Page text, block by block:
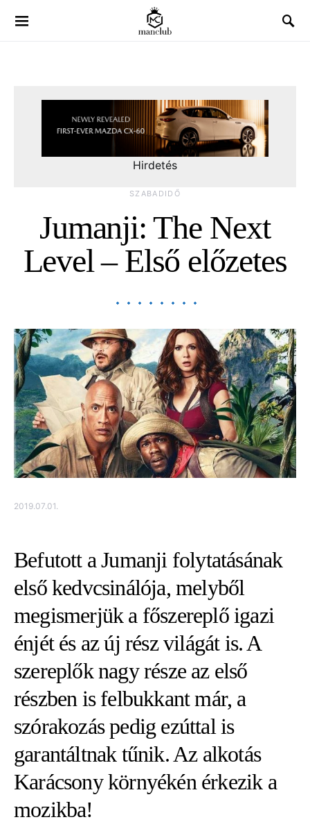
Hirdetés
SZABADIDŐ
Jumanji: The Next
Level – Első előzetes
2019.07.01.
Befutott a Jumanji folytatásának
első kedvcsinálója, melyből
megismerjük a főszereplő igazi
énjét és az új rész világát is. A
szereplők nagy része az első
részben is felbukkant már, a
szórakozás pedig ezúttal is
garantáltnak tűnik. Az alkotás
Karácsony környékén érkezik a
mozikba!